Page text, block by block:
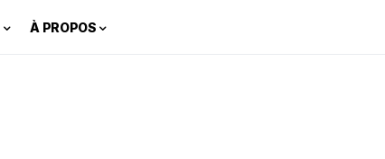
À PROPOS